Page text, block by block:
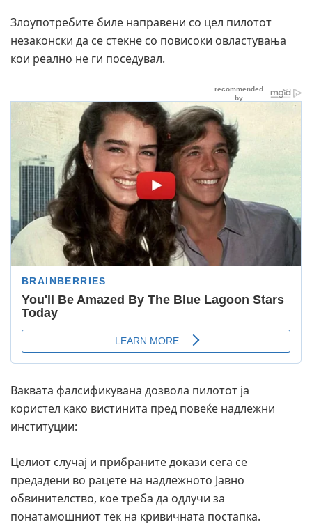
Злоупотребите биле направени со цел пилотот
незаконски да се стекне со повисоки овластувања
кои реално не ги поседувал.
Ваквата фалсификувана дозвола пилотот ја
користел како вистинита пред повеќе надлежни
институции:
Целиот случај и прибраните докази сега се
предадени во рацете на надлежното Јавно
обвинителство, кое треба да одлучи за
понатамошниот тек на кривичната постапка.